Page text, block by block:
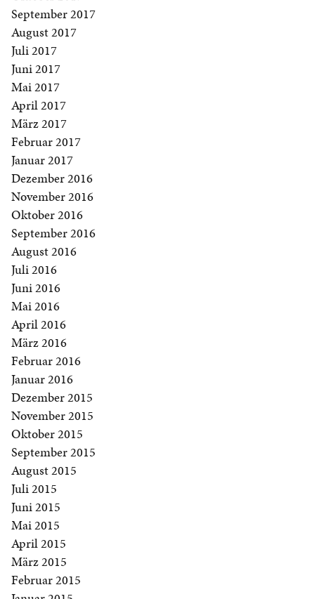
September 2017
August 2017
Juli 2017
Juni 2017
Mai 2017
April 2017
März 2017
Februar 2017
Januar 2017
Dezember 2016
November 2016
Oktober 2016
September 2016
August 2016
Juli 2016
Juni 2016
Mai 2016
April 2016
März 2016
Februar 2016
Januar 2016
Dezember 2015
November 2015
Oktober 2015
September 2015
August 2015
Juli 2015
Juni 2015
Mai 2015
April 2015
März 2015
Februar 2015